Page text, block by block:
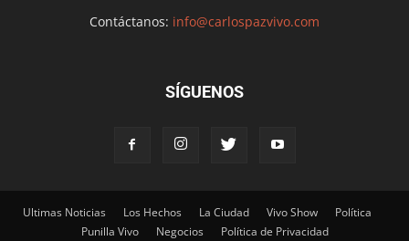
Contáctanos: info@carlospazvivo.com
SÍGUENOS
Ultimas Noticias Los Hechos La Ciudad Vivo Show
Política
Punilla Vivo
Negocios Política de Privacidad